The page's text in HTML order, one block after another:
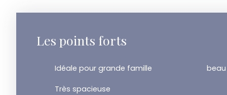
Les points forts
Idéale pour grande famille
Très spacieuse